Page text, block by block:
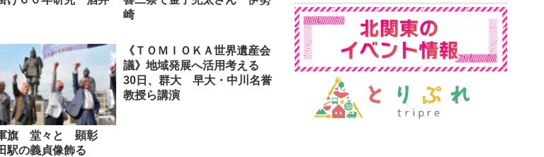
崎
旗 堂々と 顕彰
の義貞像飾る
《ＴＯＭＩＯＫＡ世界遺産会
議》地域発展へ活用考える
30日、群大 早大・中川名誉
教授ら講演